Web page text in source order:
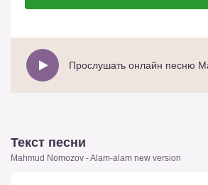
Текст песни
Mahmud Nomozov - Alam-alam new version